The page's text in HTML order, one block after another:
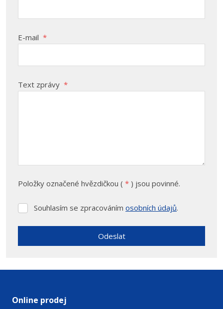
E-mail *
Text zprávy *
Položky označené hvězdičkou ( * ) jsou povinné.
Souhlasím
zpracováním
Souhlasím se zpracováním osobních údajů.
Odeslat
se
odeslat.
Online prodej